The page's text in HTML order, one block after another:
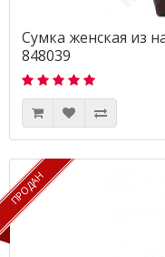
Сумка женская из
848039
ПРОДАН
ПРОДАН